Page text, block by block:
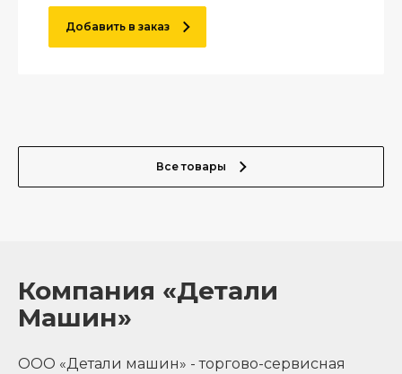
Добавить в заказ
Все товары
Компания «Детали
Машин»
ООО «Детали машин» - торгово-сервисная